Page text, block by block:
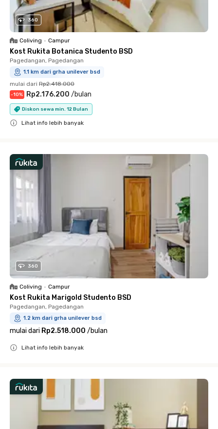
360
Coliving • Campur
Kost Rukita Botanica Studento BSD
Pagedangan, Pagedangan
1.1 km dari grha unilever bsd
mulai dari Rp2.418.000
-10% Rp2.176.200 /bulan
Diskon sewa min. 12 Bulan
Lihat info lebih banyak
360
Coliving • Campur
Kost Rukita Marigold Studento BSD
Pagedangan, Pagedangan
1.2 km dari grha unilever bsd
mulai dari Rp2.518.000 /bulan
Lihat info lebih banyak